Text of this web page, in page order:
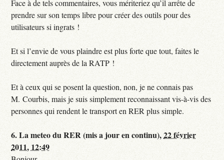
Face à de tels commentaires, vous mériteriez qu’il arrête de
prendre sur son temps libre pour créer des outils pour des
utilisateurs si ingrats !
Et si l’envie de vous plaindre est plus forte que tout, faites le
directement auprès de la RATP !
Et à ceux qui se posent la question, non, je ne connais pas
M. Courbis, mais je suis simplement reconnaissant vis-à-vis des
personnes qui rendent le transport en RER plus simple.
6.La meteo du RER (mis a jour en continu),22 février
2011, 12:49